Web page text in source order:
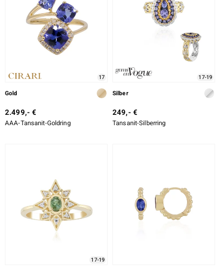
17
Gold
2.499,- €
AAA-Tansanit-Goldring
17-19
Silber
249,- €
Tansanit-Silberring
17-19